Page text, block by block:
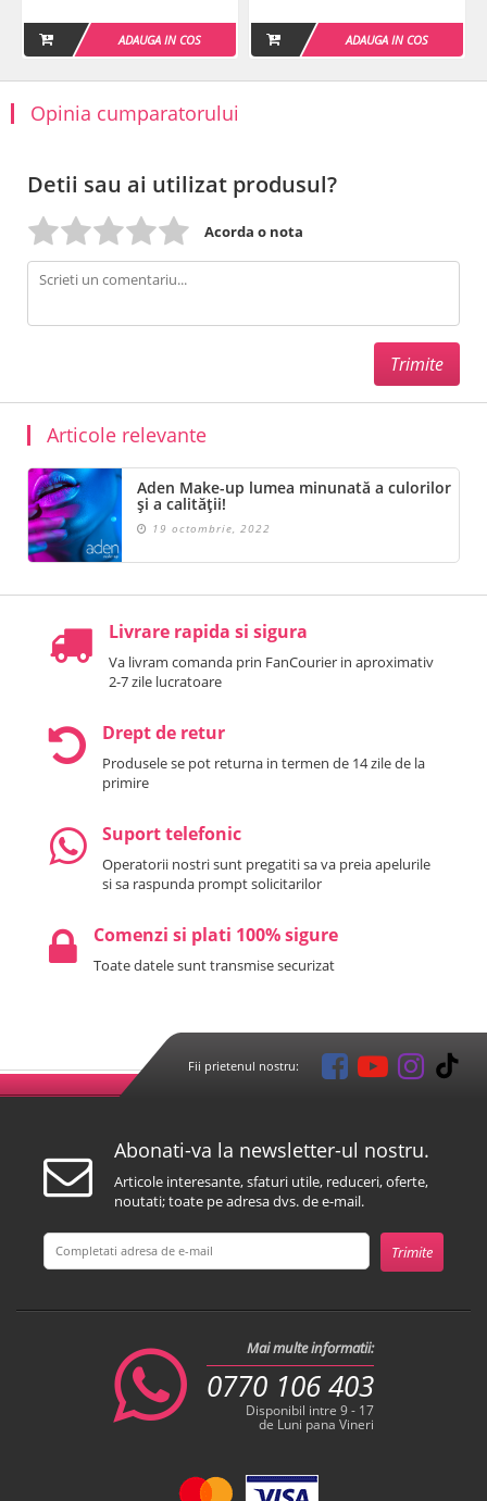
ADAUGA IN COS ADAUGA IN COS
Opinia cumparatorului
Detii sau ai utilizat produsul?
Acorda o nota
Articole relevante
Aden Make-up lumea minunată a culorilor
și a calității!
19 octombrie, 2022
Livrare rapida si sigura
Va livram comanda prin FanCourier in aproximativ
2-7 zile lucratoare
Drept de retur
Produsele se pot returna in termen de 14 zile de la
primire
Suport telefonic
Operatorii nostri sunt pregatiti sa va preia apelurile
si sa raspunda prompt solicitarilor
Comenzi si plati 100% sigure
Toate datele sunt transmise securizat
Fii prietenul nostru:
Abonati-va la newsletter-ul nostru.
Articole interesante, sfaturi utile, reduceri, oferte,
noutati; toate pe adresa dvs. de e-mail.
Mai multe informatii:
0770 106 403
Disponibil intre 9 - 17
de Luni pana Vineri